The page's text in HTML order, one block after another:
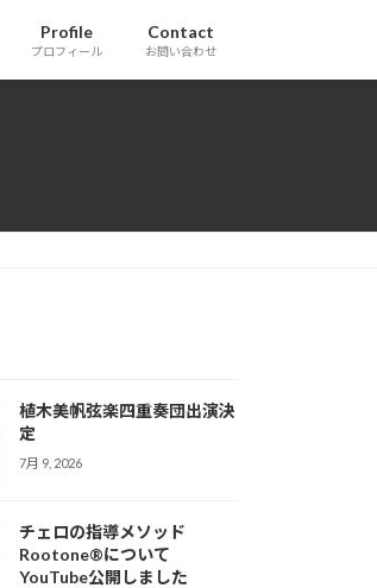
Profile
プロフィール
Contact
お問い合わせ
植木美帆弦楽四重奏団出演決
定
7月 9, 2026
チェロの指導メソッド
Rootone®について
YouTube公開しました